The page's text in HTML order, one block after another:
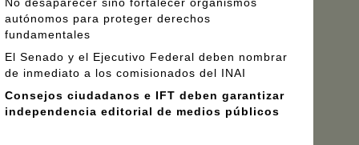
autónomos para proteger derechos
fundamentales
El Senado y el Ejecutivo Federal deben nombrar
de inmediato a los comisionados del INAI
Consejos ciudadanos e IFT deben garantizar
independencia editorial de medios públicos